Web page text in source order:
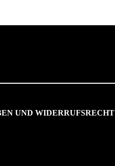
UND WIDERRUFSRECHT